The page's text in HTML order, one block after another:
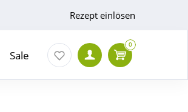
Rezept einlösen
Sale
0